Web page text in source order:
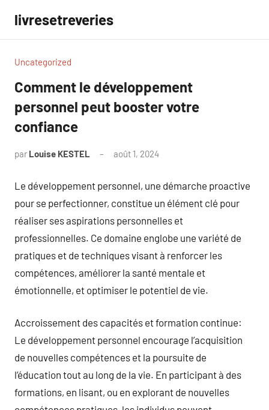
contenu
livresetreveries
Uncategorized
Comment le développement
personnel peut booster votre
confiance
par Louise KESTEL août 1, 2024
Le développement personnel, une démarche proactive
pour se perfectionner, constitue un élément clé pour
réaliser ses aspirations personnelles et
professionnelles. Ce domaine englobe une variété de
pratiques et de techniques visant à renforcer les
compétences, améliorer la santé mentale et
émotionnelle, et optimiser le potentiel de vie.
Accroissement des capacités et formation continue:
Le développement personnel encourage l’acquisition
de nouvelles compétences et la poursuite de
l’éducation tout au long de la vie. En participant à des
formations, en lisant, ou en explorant de nouvelles